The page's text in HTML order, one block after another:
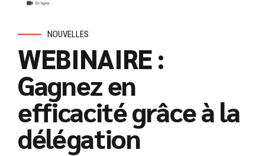
NOUVELLES
WEBINAIRE :
Gagnez en
efficacité grâce à la
délégation